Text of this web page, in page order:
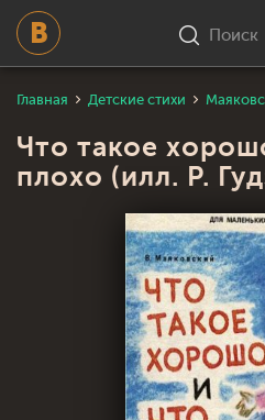
Поиск
Главная Детские стихи
Что такое
плохо (илл. Р.